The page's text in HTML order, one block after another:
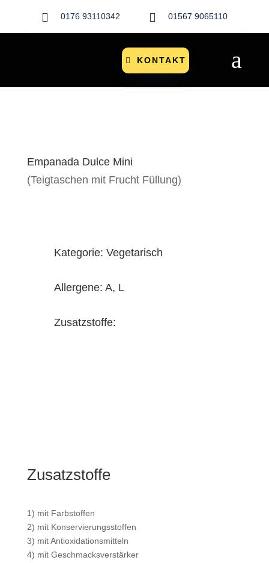
 0176 93110342  01567 9065110
KONTAKT a
Empanada Dulce Mini
(Teigtaschen mit Frucht Füllung)
Kategorie: Vegetarisch
Allergene: A, L
Zusatzstoffe:
Zusatzstoffe
1) mit Farbstoffen
2) mit Konservierungsstoffen
3) mit Antioxidationsmitteln
4) mit Geschmacksverstärker